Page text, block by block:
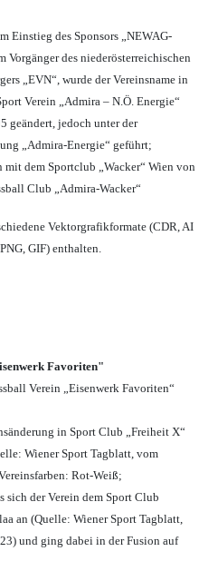
Einstieg des Sponsors „NEWAG-
Vorgänger des niederösterreichischen
„EVN“, wurde der Vereinsname in
Verein „Admira – N.Ö. Energie“
geändert, jedoch unter der
„Admira-Energie“ geführt;
mit dem Sportclub „Wacker“ Wien von
Club „Admira-Wacker“
Vektorgrafikformate (CDR, AI
GIF) enthalten.
Favoriten"
Verein „Eisenwerk Favoriten“
in Sport Club „Freiheit X“
Wiener Sport Tagblatt, vom
Rot-Weiß;
sich der Verein dem Sport Club
an (Quelle: Wiener Sport Tagblatt,
und ging dabei in der Fusion auf